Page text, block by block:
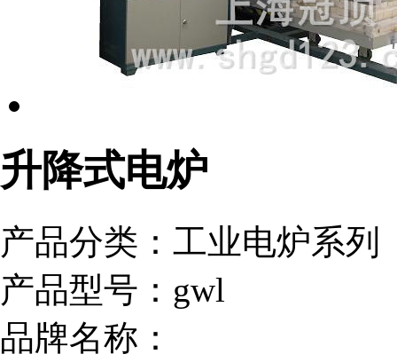
升降式电炉
产品分类： 工业电炉系列
产品型号： gwl
品牌名称：